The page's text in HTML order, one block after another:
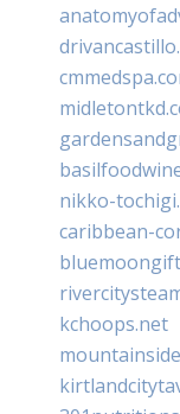
nikko-
caribbean-
kchoops.net